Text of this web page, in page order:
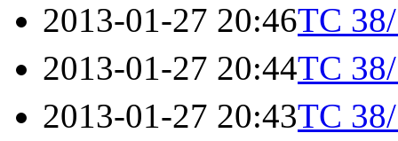
2013-01-27 20:46TC
2013-01-27 20:44TC
2013-01-27 20:43TC